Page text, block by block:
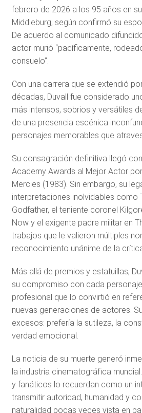
febrero de 2026 a los 95 años en
Middleburg, según confirmó su
De acuerdo al comunicado
actor murió “pacíficamente,
consuelo”.
Con una carrera que se extendió
décadas, Duvall fue considerado
más intensos, sobrios y versátiles
de una presencia escénica
personajes memorables que
Su consagración definitiva llegó
Academy Awards al Mejor Actor
Mercies (1983). Sin embargo, su
interpretaciones inolvidables como
Godfather, el teniente coronel
Now y el exigente padre militar en
trabajos que le valieron múltiples
reconocimiento unánime de la
Más allá de premios y estatuillas,
su compromiso con cada
profesional que lo convirtió en
nuevas generaciones de actores.
excesos: prefería la sutileza, la
verdad emocional.
La noticia de su muerte generó
la industria cinematográfica
y fanáticos lo recuerdan como un
transmitir autoridad, humanidad y
naturalidad pocas veces vista en